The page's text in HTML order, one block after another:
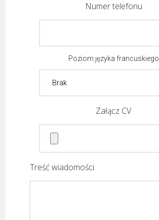
Numer telefonu
Poziom języka francuskiego
Załącz CV
Treść wiadomości